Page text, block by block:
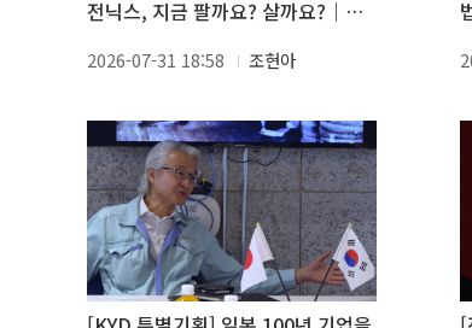
전닉스, 지금 팔까요? 살까요?｜피
2026-07-31 18:58 조현아